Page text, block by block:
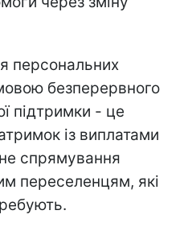
персональних
безперервного
підтримки - це
із виплатами
спрямування
переселенцям, які